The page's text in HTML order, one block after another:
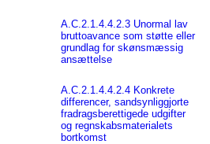
A.C.2.1.4.4.2.3 Unormal lav
bruttoavance som støtte eller
grundlag for skønsmæssig
ansættelse
A.C.2.1.4.4.2.4 Konkrete
differencer, sandsynliggjorte
fradragsberettigede udgifter
og regnskabsmaterialets
bortkomst